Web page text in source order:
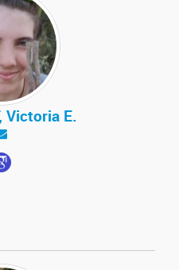
Victoria E.